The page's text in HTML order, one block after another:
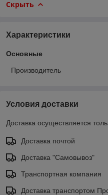
Скрыть
Характеристики
Основные
Производитель
Условия доставки
Доставка осуществляется
Доставка почтой
Доставка "Самовывоз"
Транспортная компания
Доставка транспортом